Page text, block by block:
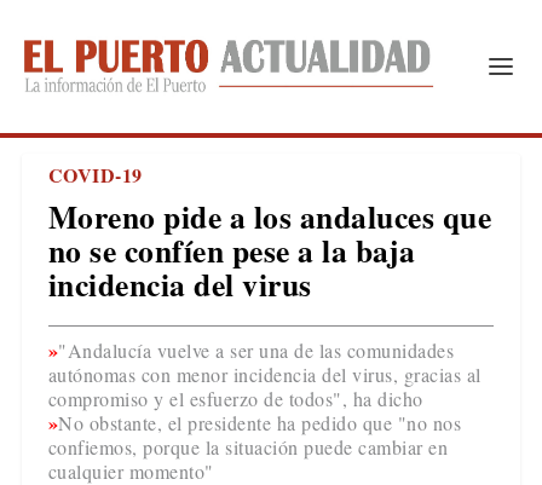
COVID-19
Moreno pide a los andaluces que
no se confíen pese a la baja
incidencia del virus
"Andalucía vuelve a ser una de las comunidades
autónomas con menor incidencia del virus, gracias al
compromiso y el esfuerzo de todos", ha dicho
No obstante, el presidente ha pedido que "no nos
confiemos, porque la situación puede cambiar en
cualquier momento"